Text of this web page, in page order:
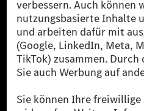
Die Mercedes-Benz Group
ist eines der
der Welt. Mit der Mercedes-
den größten Anbietern von
und Vans. Die Mercedes-
Finanzierung, Leasing,
Flottenmanagement, digitale
und Bezahlen, die
sowie innovative